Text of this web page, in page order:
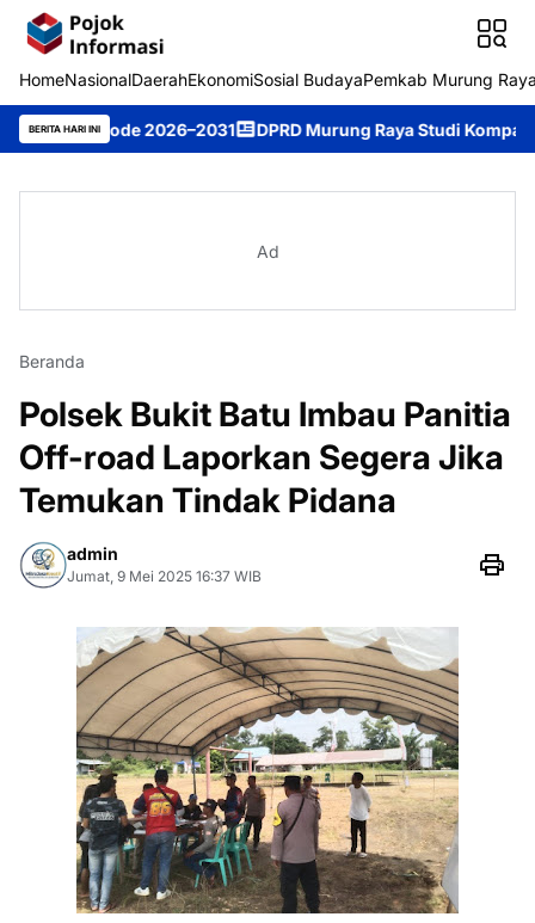
HomeNasionalDaerahEkonomiSosial BudayaPemkab Murung
BERITA HARI INI
2026–2031 DPRD Murung Raya Studi Komparasi ke
Ad
Beranda
Polsek Bukit Batu Imbau Panitia
Off-road Laporkan Segera Jika
Temukan Tindak Pidana
admin
Jumat, 9 Mei 2025 16:37 WIB